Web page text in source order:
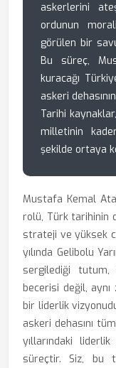
askerlerini
ordunun
görülen bir
Bu süreç,
kuracağı
askeri
Tarihi
milletinin
şekilde ortaya
Mustafa Kemal
rolü, Türk tarihinin
strateji ve yüksek
yılında Gelibolu
sergilediği
becerisi değil,
bir liderlik
askeri dehasını
yıllarındaki
süreçtir. Siz, bu